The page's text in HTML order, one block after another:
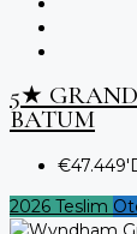
5★ GRAND
BATUM
2026 Teslim